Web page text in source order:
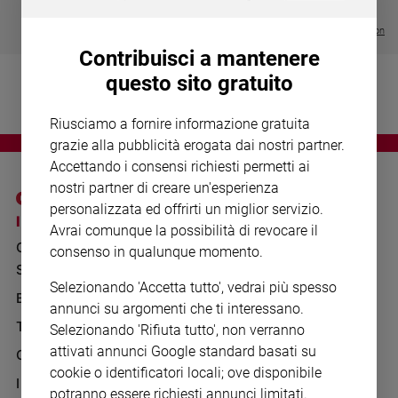
Devozione
fede
giorno
Santo
del
Società
e
valori
Visualizza tutte le collection
I SITI SAN PAOLO
GRUPPO EDITORIALE
SAN PAOLO
BENESSERE
TELENOVA
GAZZETTA D'ALBA
IL GIORNALINO
NOTE LEGALI
PRIVACY POLICY
WHISTLEBLOWING
SOCIAL
Contribuisci a mantenere
questo sito gratuito
Riusciamo a fornire informazione gratuita
grazie alla pubblicità erogata dai nostri partner.
Accettando i consensi richiesti permetti ai
nostri partner di creare un'esperienza
personalizzata ed offrirti un miglior servizio.
Avrai comunque la possibilità di revocare il
consenso in qualunque momento.
Selezionando 'Accetta tutto', vedrai più spesso
annunci su argomenti che ti interessano.
Selezionando 'Rifiuta tutto', non verranno
attivati annunci Google standard basati su
cookie o identificatori locali; ove disponibile
potranno essere richiesti annunci limitati.